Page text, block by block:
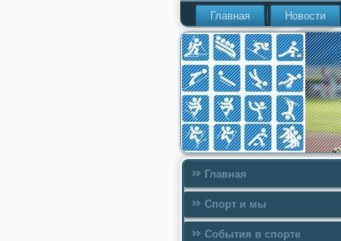
Главная Новости
Главная
Спорт и мы
События в спорте